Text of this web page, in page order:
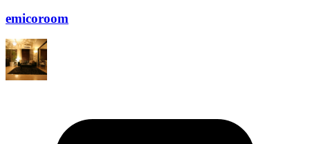
emicoroom